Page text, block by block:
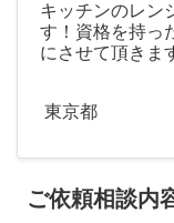
キッチンのレン
す！資格を持っ
にさせて頂きま
東京都
ご依頼相談内